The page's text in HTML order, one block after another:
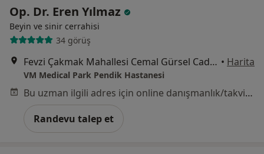
Op. Dr. Eren Yılmaz
Beyin ve sinir cerrahisi
34 görüş
Fevzi Çakmak Mahallesi Cemal Gürsel Caddesi Eski Karakol Sokak No:9, Pendik • Harita
VM Medical Park Pendik Hastanesi
Bu uzman ilgili adres için online danışmanlık/takvim sunmuyor.
Randevu talep et